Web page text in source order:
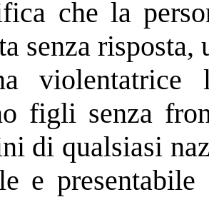
che la
senza
figli senza
di qualsiasi
e